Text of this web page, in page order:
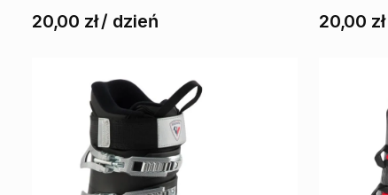
20,00 zł/ dzień 20,00 zł